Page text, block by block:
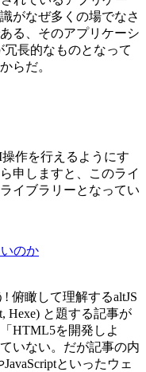
がなぜ多くの場でなさ
る、そのアプリケーシ
長的なものとなって
らだ。
作を行えるようにす
申しますと、このライ
イブラリーとなってい
のか
俯瞰して理解するaltJS
Hexe) と題する記事が
HTML5を開発しよ
いない。だが記事の内
といったウェ